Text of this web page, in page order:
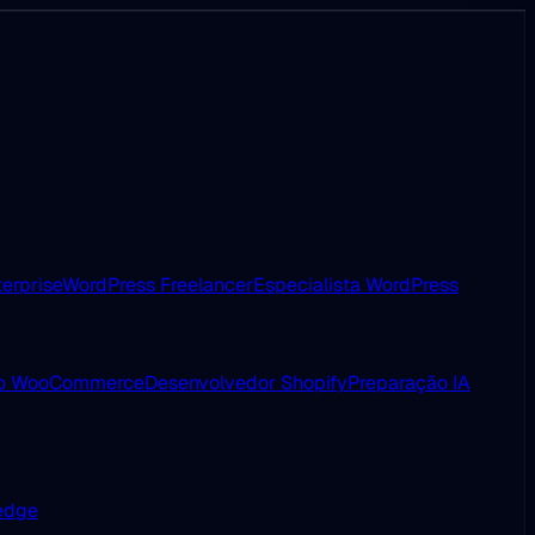
WordPress FreelancerEspecialista WordPress
WooCommerceDesenvolvedor ShopifyPreparação IA